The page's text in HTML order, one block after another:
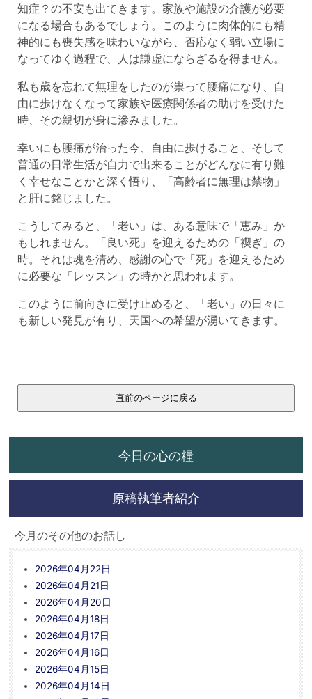
知症？の不安も出てきます。家族や施設の介護が必要
になる場合もあるでしょう。このように肉体的にも精
神的にも喪失感を味わいながら、否応なく弱い立場に
なってゆく過程で、人は謙虚にならざるを得ません。
私も歳を忘れて無理をしたのが祟って腰痛になり、自
由に歩けなくなって家族や医療関係者の助けを受けた
時、その親切が身に滲みました。
幸いにも腰痛が治った今、自由に歩けること、そして
普通の日常生活が自力で出来ることがどんなに有り難
く幸せなことかと深く悟り、「高齢者に無理は禁物」
と肝に銘じました。
こうしてみると、「老い」は、ある意味で「恵み」か
もしれません。「良い死」を迎えるための「禊ぎ」の
時。それは魂を清め、感謝の心で「死」を迎えるため
に必要な「レッスン」の時かと思われます。
このように前向きに受け止めると、「老い」の日々に
も新しい発見が有り、天国への希望が湧いてきます。
今日の心の糧
原稿執筆者紹介
今月のその他のお話し
2026年04月22日
2026年04月21日
2026年04月20日
2026年04月18日
2026年04月17日
2026年04月16日
2026年04月15日
2026年04月14日